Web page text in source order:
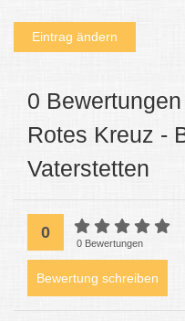
Eintrag ändern
0
Rotes Kreuz -
Vaterstetten
0
0 Bewertungen
Bewertung schreiben